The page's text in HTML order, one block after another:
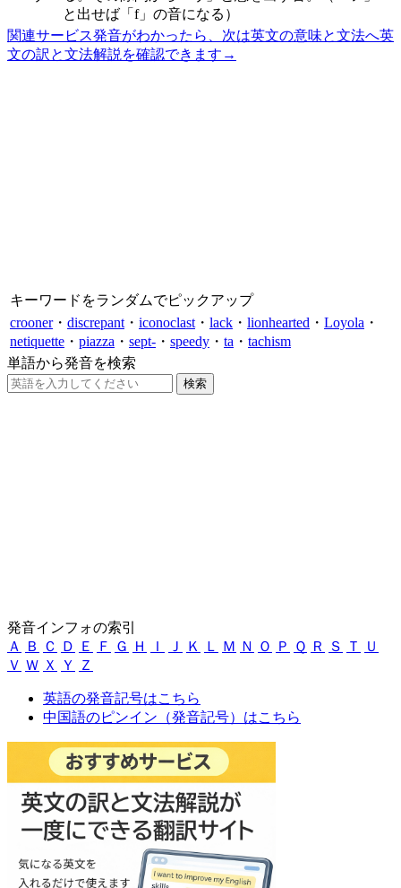
と出せば「f」の音になる）
関連サービス発音がわかったら、次は英文の意味と文法へ英
文の訳と文法解説を確認できます →
キーワードをランダムでピックアップ
crooner・ discrepant ・ iconoclast ・ lack ・ lionhearted ・ Loyola ・
netiquette ・ piazza ・ sept- ・ speedy ・ ta ・ tachism
単語から発音を検索
発音インフォの索引
Ａ
Ｂ Ｃ Ｄ Ｅ Ｆ Ｇ Ｈ Ｉ Ｊ Ｋ Ｌ Ｍ Ｎ Ｏ Ｐ Ｑ Ｒ Ｓ Ｔ
Ｕ
Ｖ Ｗ Ｘ Ｙ Ｚ
英語の発音記号はこちら
中国語のピンイン（発音記号）はこちら